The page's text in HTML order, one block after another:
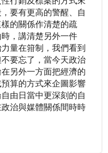
要有更高的警醒、自
的關係作清楚的疏
，講清楚另外一件
量在箝制，我們看到
要忘了，當今天政治
另外一方面把經濟的
算的方式來企圖影響
由日當中更深刻的自
治與媒體關係間時時